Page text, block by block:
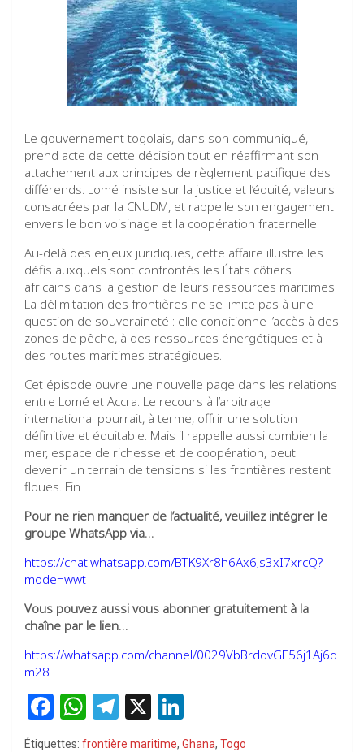
Le gouvernement togolais, dans son communiqué,
prend acte de cette décision tout en réaffirmant son
attachement aux principes de règlement pacifique des
différends. Lomé insiste sur la justice et l’équité, valeurs
consacrées par la CNUDM, et rappelle son engagement
envers le bon voisinage et la coopération fraternelle.
Au-delà des enjeux juridiques, cette affaire illustre les
défis auxquels sont confrontés les États côtiers
africains dans la gestion de leurs ressources maritimes.
La délimitation des frontières ne se limite pas à une
question de souveraineté : elle conditionne l’accès à des
zones de pêche, à des ressources énergétiques et à
des routes maritimes stratégiques.
Cet épisode ouvre une nouvelle page dans les relations
entre Lomé et Accra. Le recours à l’arbitrage
international pourrait, à terme, offrir une solution
définitive et équitable. Mais il rappelle aussi combien la
mer, espace de richesse et de coopération, peut
devenir un terrain de tensions si les frontières restent
floues. Fin
Pour ne rien manquer de l’actualité, veuillez intégrer le
groupe WhatsApp via…
https://chat.whatsapp.com/BTK9Xr8h6Ax6Js3xI7xrcQ?
mode=wwt
Vous pouvez aussi vous abonner gratuitement à la
chaîne par le lien…
https://whatsapp.com/channel/0029VbBrdovGE56j1Aj6q
m28
F
a
W
h
T
X
n
Étiquettes: frontière maritime, Ghana, Togo